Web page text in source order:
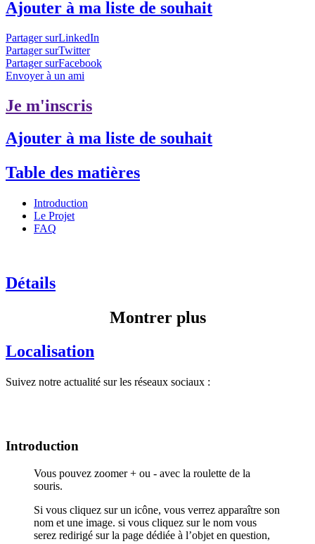
Ajouter à ma liste de souhait
Partager surLinkedIn
Partager surTwitter
Partager surFacebook
Envoyer à un ami
Je m'inscris
Ajouter à ma liste de souhait
Table des matières
Introduction
Le Projet
FAQ
Détails
Montrer plus
Localisation
Suivez notre actualité sur les réseaux sociaux :
Introduction
Vous pouvez zoomer + ou - avec la roulette de la
souris.
Si vous cliquez sur un icône, vous verrez apparaître son
nom et une image. si vous cliquez sur le nom vous
serez redirigé sur la page dédiée à l’objet en question,